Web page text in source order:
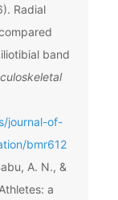
Radial
band
journal-of-
bmr612
A. N., &
a